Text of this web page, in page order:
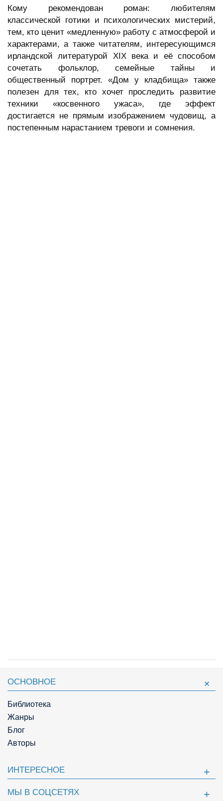
Кому рекомендован роман: любителям
классической готики и психологических мистерий,
тем, кто ценит «медленную» работу с атмосферой и
характерами, а также читателям, интересующимся
ирландской литературой XIX века и её способом
сочетать фольклор, семейные тайны и
общественный портрет. «Дом у кладбища» также
полезен для тех, кто хочет проследить развитие
техники «косвенного ужаса», где эффект
достигается не прямым изображением чудовищ, а
постепенным нарастанием тревоги и сомнения.
ОСНОВНОЕ
Библиотека
Жанры
Блог
Авторы
ИНТЕРЕСНОЕ
МЫ В СОЦСЕТЯХ